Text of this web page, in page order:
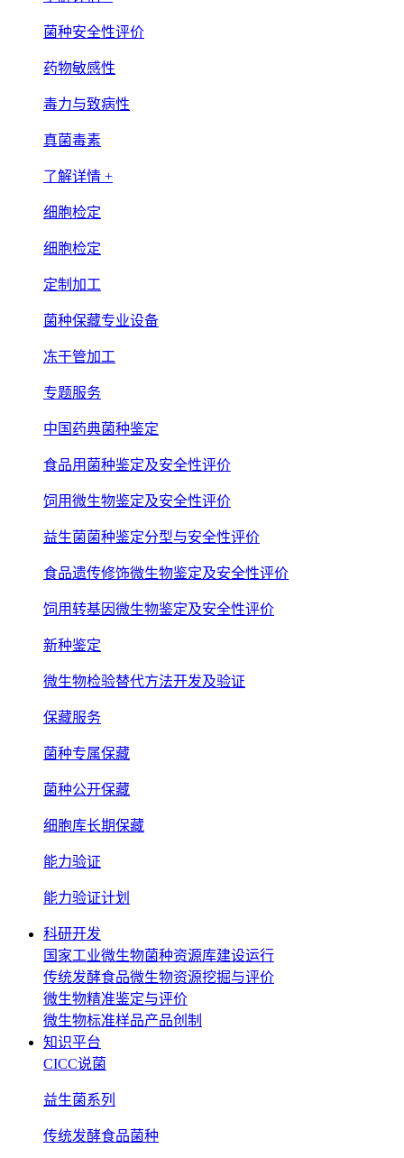
菌种安全性评价
药物敏感性
毒力与致病性
真菌毒素
了解详情 +
细胞检定
细胞检定
定制加工
菌种保藏专业设备
冻干管加工
专题服务
中国药典菌种鉴定
食品用菌种鉴定及安全性评价
饲用微生物鉴定及安全性评价
益生菌菌种鉴定分型与安全性评价
食品遗传修饰微生物鉴定及安全性评价
饲用转基因微生物鉴定及安全性评价
新种鉴定
微生物检验替代方法开发及验证
保藏服务
菌种专属保藏
菌种公开保藏
细胞库长期保藏
能力验证
能力验证计划
科研开发
国家工业微生物菌种资源库建设运行
传统发酵食品微生物资源挖掘与评价
微生物精准鉴定与评价
微生物标准样品产品创制
知识平台
CICC说菌
益生菌系列
传统发酵食品菌种